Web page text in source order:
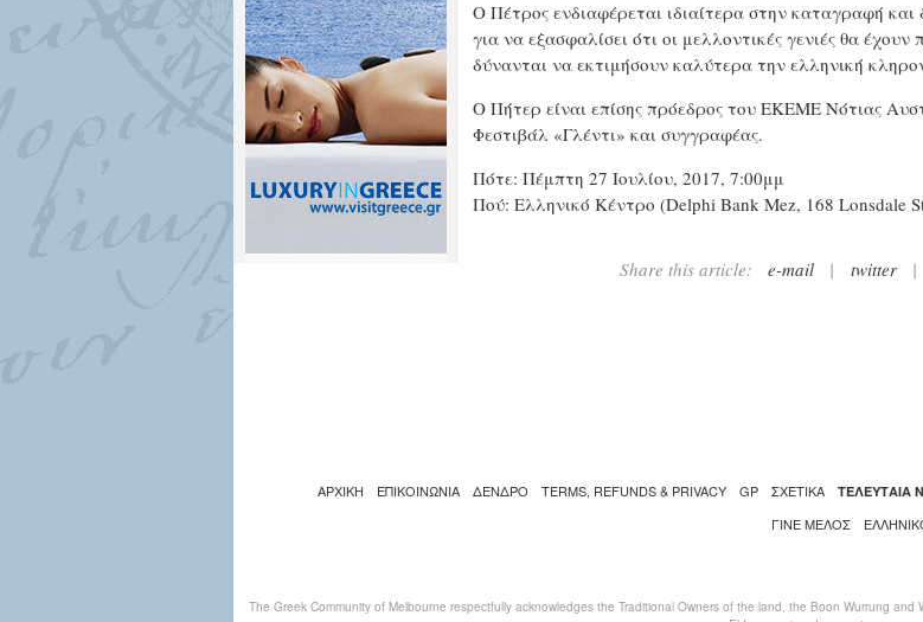
Ο Πέτρος ενδιαφέρεται ιδιαίτερα στην καταγραφή
για να εξασφαλίσει ότι οι μελλοντικές γενιές θα
δύνανται να εκτιμήσουν καλύτερα την ελληνική
Ο Πήτερ είναι επίσης πρόεδρος του ΕΚΕΜΕ Νότιας
Φεστιβάλ «Γλέντι» και συγγραφέας.
Πότε: Πέμπτη 27 Ιουλίου, 2017, 7:00μμ
Πού: Ελληνικό Κέντρο (Delphi Bank Mez, 168 Lonsdale
Share this article: e-mail | twitter
ΑΡΧΙΚΗ ΕΠΙΚΟΙΝΩΝΙΑ ΔΕΝΔΡΟ TERMS, REFUNDS & PRIVACY GP ΣΧΕΤΙΚΑ ΤΕΛΕΥΤΑΙΑ
ΓΙΝΕ ΜΕΛΟΣ
The Greek Community of Melbourne respectfully acknowledges the Traditional Owners of the land, the Boon Wurrung